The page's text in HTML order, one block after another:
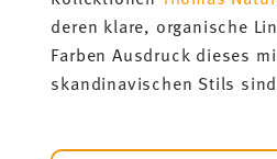
deren klare, organische
Farben Ausdruck dieses
skandinavischen Stils